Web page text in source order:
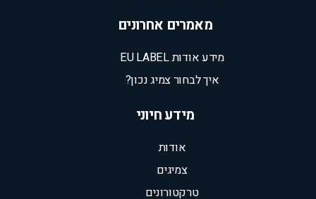
מאמרים אחרונים
מידע אודות EU LABEL
איך לבחור צמיג נכון?
מידע חיוני
אודות
צמיגים
טרקטורונים